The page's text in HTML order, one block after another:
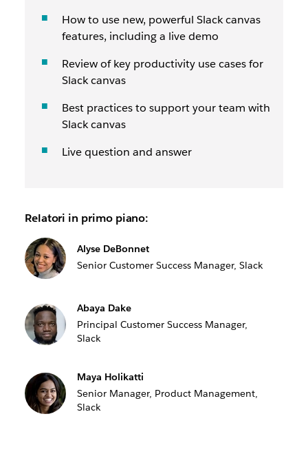
How to use new, powerful Slack canvas
features, including a live demo
Review of key productivity use cases for
Slack canvas
Best practices to support your team with
Slack canvas
Live question and answer
Relatori in primo piano:
Alyse DeBonnet
Senior Customer Success Manager, Slack
Abaya Dake
Principal Customer Success Manager,
Slack
Maya Holikatti
Senior Manager, Product Management,
Slack